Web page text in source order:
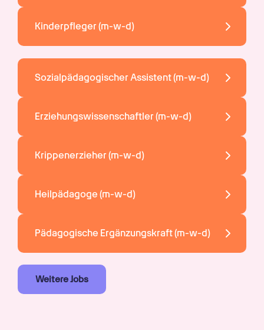
Kinderpfleger (m-w-d)
Sozialpädagogischer Assistent (m-w-d)
Erziehungswissenschaftler (m-w-d)
Krippenerzieher (m-w-d)
Heilpädagoge (m-w-d)
Pädagogische Ergänzungskraft (m-w-d)
Weitere Jobs